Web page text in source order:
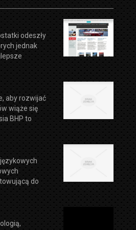
odeszły
jednak
aby rozwijać
wiąże się
BHP to
do